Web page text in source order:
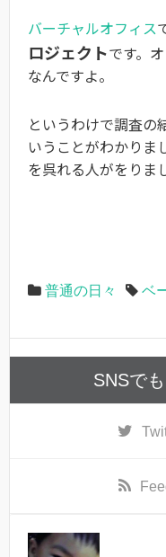
バーチャルオフィス
ロジェクトです。
なんですよ。
というわけで調査の
いうことがわかりま
を呉れる人がをりま
普通の日々 ベ
SNSで